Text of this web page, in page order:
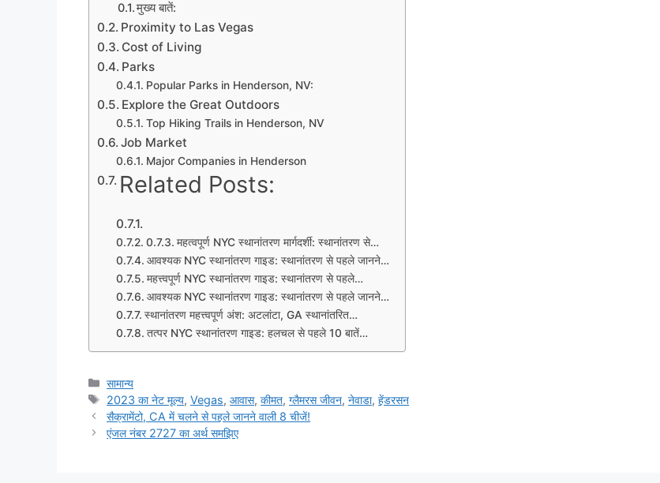
मुख्य बातें:
Proximity to Las Vegas
Cost of Living
Parks
Popular Parks in Henderson, NV:
Explore the Great Outdoors
Top Hiking Trails in Henderson, NV
Job Market
Major Companies in Henderson
Related Posts:
महत्वपूर्ण NYC स्थानांतरण मार्गदर्शी: स्थानांतरण से…
आवश्यक NYC स्थानांतरण गाइड: स्थानांतरण से पहले जानने…
महत्त्वपूर्ण NYC स्थानांतरण गाइड: स्थानांतरण से पहले…
आवश्यक NYC स्थानांतरण गाइड: स्थानांतरण से पहले जानने…
स्थानांतरण महत्त्वपूर्ण अंश: अटलांटा, GA स्थानांतरित…
तत्पर NYC स्थानांतरण गाइड: हलचल से पहले 10 बातें…
Categories
सामान्य
Tags
2023 का नेट मूल्य,Vegas,आवास,कीमत,ग्लैमरस जीवन,नेवाडा,हेंडरसन
सैक्रामेंटो, CA में चलने से पहले जानने वाली 8 चीजें!
एंजल नंबर 2727 का अर्थ समझिए